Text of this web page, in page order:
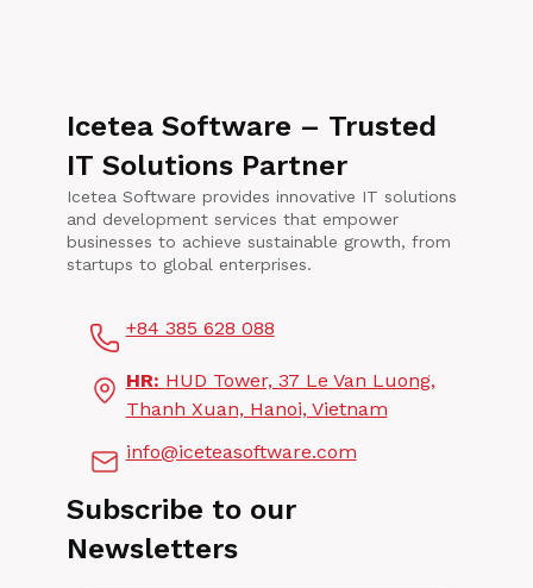
드
술
Icetea Software – Trusted
IT Solutions Partner
Icetea Software provides innovative IT solutions
and development services that empower
businesses to achieve sustainable growth, from
startups to global enterprises.
+84 385 628 088
HR: HUD Tower, 37 Le Van Luong,
Thanh Xuan, Hanoi, Vietnam
info@iceteasoftware.com
Subscribe to our
Newsletters